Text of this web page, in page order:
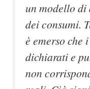
un modello di
dei consumi.
è emerso che
dichiarati e
non